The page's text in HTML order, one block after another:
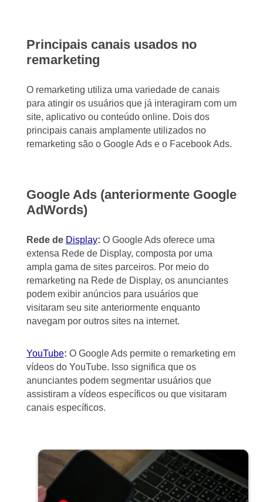
Principais canais usados no
remarketing
O remarketing utiliza uma variedade de canais
para atingir os usuários que já interagiram com um
site, aplicativo ou conteúdo online. Dois dos
principais canais amplamente utilizados no
remarketing são o Google Ads e o Facebook Ads.
Google Ads (anteriormente Google
AdWords)
Rede de Display: O Google Ads oferece uma
extensa Rede de Display, composta por uma
ampla gama de sites parceiros. Por meio do
remarketing na Rede de Display, os anunciantes
podem exibir anúncios para usuários que
visitaram seu site anteriormente enquanto
navegam por outros sites na internet.
YouTube: O Google Ads permite o remarketing em
vídeos do YouTube. Isso significa que os
anunciantes podem segmentar usuários que
assistiram a vídeos específicos ou que visitaram
canais específicos.